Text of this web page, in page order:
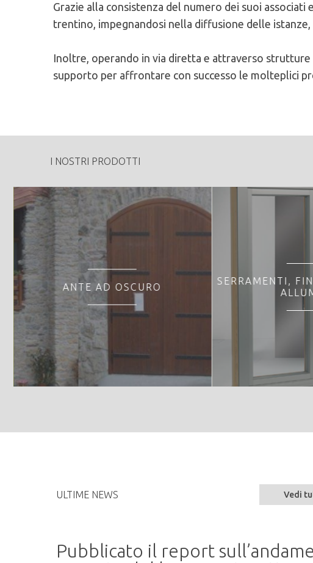
Grazie alla consistenza del numero dei suoi
trentino, impegnandosi nella diffusione delle
Inoltre, operando in via diretta e attraverso strutture
supporto per affrontare con successo le molteplici
I NOSTRI PRODOTTI
ANTE AD OSCURO
SERRAMENTI,
ULTIME NEWS Vedi
Pubblicato il report
Tronchi da sega di faggio -